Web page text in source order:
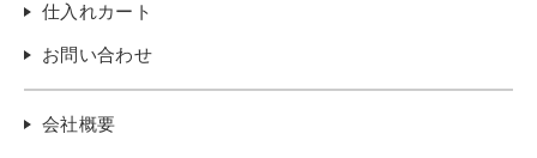
仕入れカート
お問い合わせ
会社概要